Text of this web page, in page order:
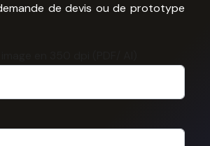
de devis ou de prototype